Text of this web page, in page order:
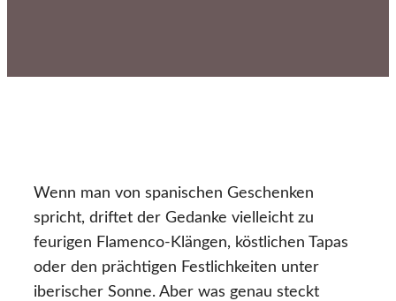
Wenn man von spanischen Geschenken
spricht, driftet der Gedanke vielleicht zu
feurigen Flamenco-Klängen, köstlichen Tapas
oder den prächtigen Festlichkeiten unter
iberischer Sonne. Aber was genau steckt